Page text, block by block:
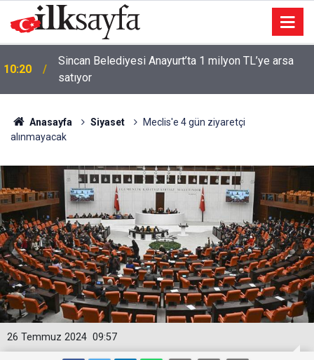
10:20
Çorum’dan Ankaragücü’ne güçlü destek: Sponsor
oldular!
Anasayfa Siyaset
Meclis'e 4 gün ziyaretçi
alınmayacak
09:57
26 Temmuz 2024